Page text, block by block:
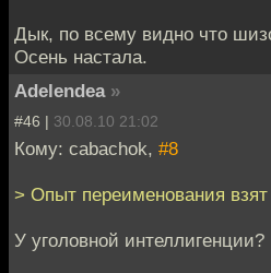
Дык, по всему видно что
Осень настала.
Adelendea »
#46 | 30.08.10 21:02
Кому: cabachok, #8
> Опыт переименования
У уголовной интеллигенции?